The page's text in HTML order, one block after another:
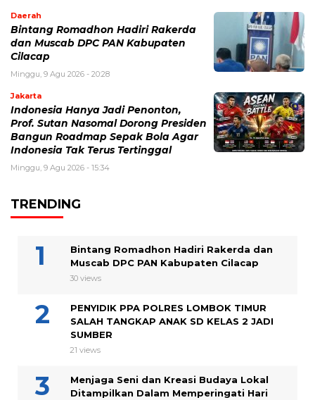
Daerah
Bintang Romadhon Hadiri Rakerda
dan Muscab DPC PAN Kabupaten
Cilacap
Minggu, 9 Agu 2026 - 20:28
Jakarta
Indonesia Hanya Jadi Penonton,
Prof. Sutan Nasomal Dorong Presiden
Bangun Roadmap Sepak Bola Agar
Indonesia Tak Terus Tertinggal
Minggu, 9 Agu 2026 - 15:34
TRENDING
Bintang Romadhon Hadiri Rakerda dan
Muscab DPC PAN Kabupaten Cilacap
30 views
PENYIDIK PPA POLRES LOMBOK TIMUR
SALAH TANGKAP ANAK SD KELAS 2 JADI
SUMBER
21 views
Menjaga Seni dan Kreasi Budaya Lokal
Ditampilkan Dalam Memperingati Hari